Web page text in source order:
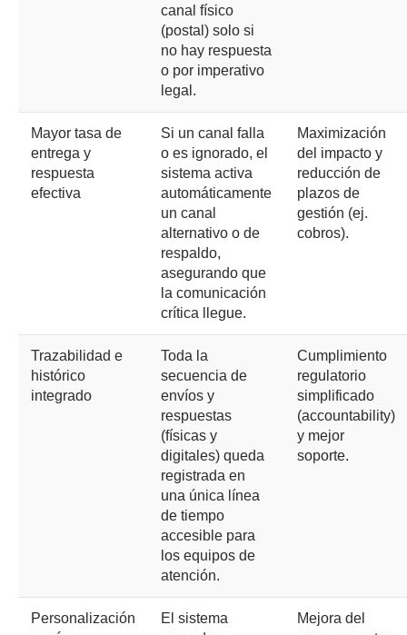
canal físico
(postal) solo si
no hay respuesta
o por imperativo
legal.
Mayor tasa de
entrega y
respuesta
efectiva
Si un canal falla
o es ignorado, el
sistema activa
automáticamente
un canal
alternativo o de
respaldo,
asegurando que
la comunicación
crítica llegue.
Maximización
del impacto y
reducción de
plazos de
gestión (ej.
cobros).
Trazabilidad e
histórico
integrado
Toda la
secuencia de
envíos y
respuestas
(físicas y
digitales) queda
registrada en
una única línea
de tiempo
accesible para
los equipos de
atención.
Cumplimiento
regulatorio
simplificado
(accountability)
y mejor
soporte.
Personalización
El sistema
Mejora del